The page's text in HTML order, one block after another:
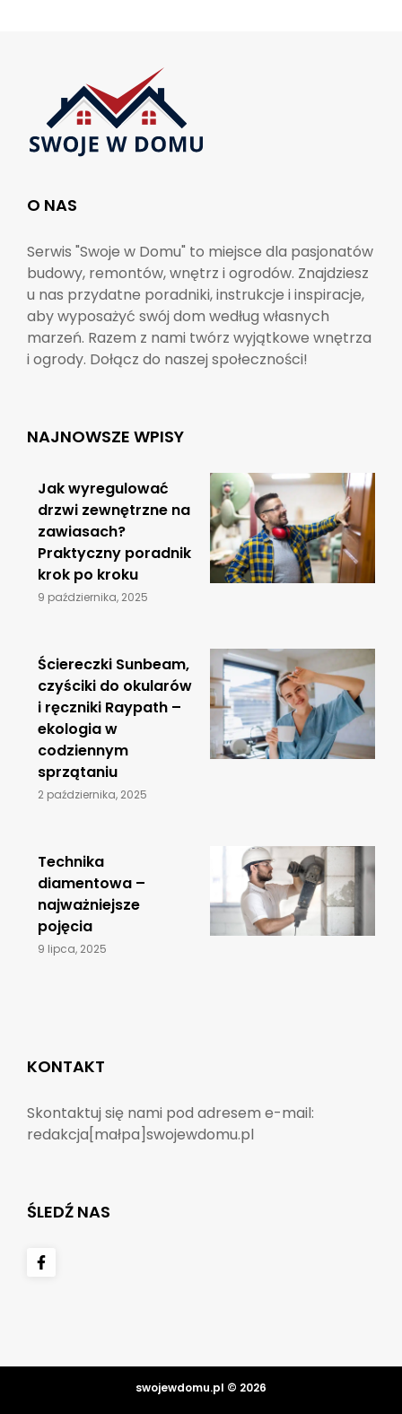
O NAS
Serwis "Swoje w Domu" to miejsce dla pasjonatów
budowy, remontów, wnętrz i ogrodów. Znajdziesz
u nas przydatne poradniki, instrukcje i inspiracje,
aby wyposażyć swój dom według własnych
marzeń. Razem z nami twórz wyjątkowe wnętrza
i ogrody. Dołącz do naszej społeczności!
NAJNOWSZE WPISY
Jak wyregulować
drzwi zewnętrzne na
zawiasach?
Praktyczny poradnik
krok po kroku
9 października, 2025
Ściereczki Sunbeam,
czyściki do okularów
i ręczniki Raypath –
ekologia w
codziennym
sprzątaniu
2 października, 2025
​Technika
diamentowa –
najważniejsze
pojęcia
9 lipca, 2025
KONTAKT
Skontaktuj się nami pod adresem e-mail:
redakcja[małpa]swojewdomu.pl
ŚLEDŹ NAS
swojewdomu.pl © 2026